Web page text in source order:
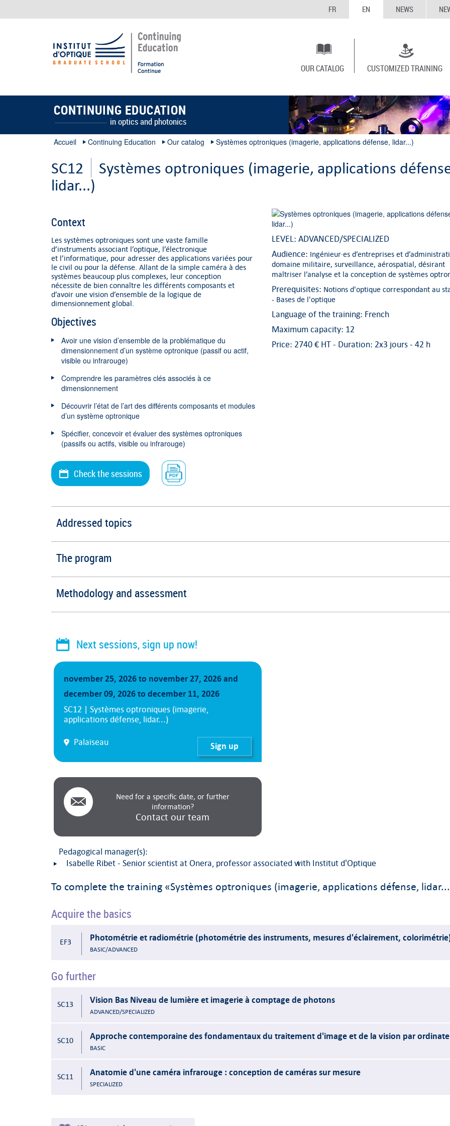
FR EN NEWS
OUR CATALOG CUSTOMIZED TRAINING
CONTINUING EDUCATION
in optics and photonics
Accueil Continuing Education Our catalog Systèmes optroniques (imagerie, applications défense, lidar...)
SC12
Systèmes optroniques (imagerie, applications
lidar...)
Context
Les systèmes optroniques sont une vaste famille
d’instruments associant l’optique, l’électronique
et l’informatique, pour adresser des applications variées pour
le civil ou pour la défense. Allant de la simple caméra à des
systèmes beaucoup plus complexes, leur conception
nécessite de bien connaître les différents composants et
d’avoir une vision d’ensemble de la logique de
dimensionnement global.
Objectives
Avoir une vision d’ensemble de la problématique du
dimensionnement d’un système optronique (passif ou actif,
visible ou infrarouge)
Comprendre les paramètres clés associés à ce
dimensionnement
Découvrir l’état de l’art des différents composants et modules
d’un système optronique
Spécifier, concevoir et évaluer des systèmes optroniques
(passifs ou actifs, visible ou infrarouge)
Check the sessions
LEVEL: ADVANCED/SPECIALIZED
Audience: Ingénieur·es d’entreprises et
domaine militaire, surveillance, aérospatial, désirant
maîtriser l’analyse et la conception de systèmes
Prerequisites: Notions d'optique correspondant au
- Bases de l'optique
Language of the training: French
Maximum capacity: 12
Price: 2740 € HT - Duration: 2x3 jours - 42 h
Addressed topics
The program
Methodology and assessment
Next sessions, sign up now!
november 25, 2026 to november 27, 2026 and
december 09, 2026 to december 11, 2026
SC12 | Systèmes optroniques (imagerie,
applications défense, lidar...)
Palaiseau Sign up
Need for a specific date, or further
information?
Contact our team
Pedagogical manager(s):
Isabelle Ribet - Senior scientist at Onera, professor associated with Institut d'Optique
To complete the training «Systèmes optroniques (imagerie, applications défense,
Acquire the basics
EF3 Photométrie et radiométrie (photométrie des instruments, mesures d'éclairement,
BASIC/ADVANCED
Go further
SC13 Vision Bas Niveau de lumière et imagerie à comptage de photons
ADVANCED/SPECIALIZED
SC10 Approche contemporaine des fondamentaux du traitement d'image et de la vision par
BASIC
SC11 Anatomie d'une caméra infrarouge : conception de caméras sur mesure
SPECIALIZED